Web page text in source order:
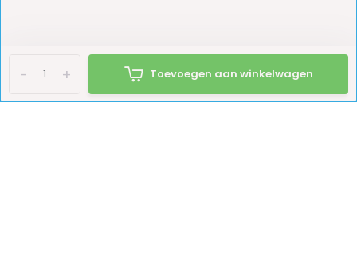
+
- Toevoegen aan winkelwagen
Waar kunnen we mee helpen?
Vul het contactformulier in en wij nemen